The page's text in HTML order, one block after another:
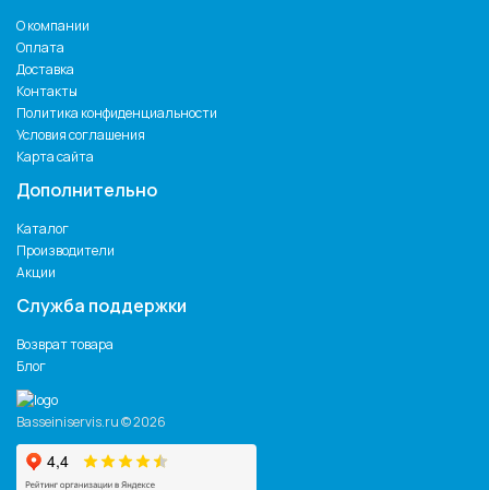
О компании
Оплата
Доставка
Контакты
Политика конфиденциальности
Условия соглашения
Карта сайта
Дополнительно
Каталог
Производители
Акции
Служба поддержки
Возврат товара
Блог
Basseiniservis.ru © 2026